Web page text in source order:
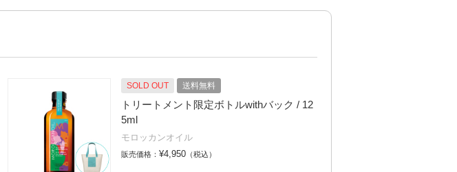
SOLD OUT 送料無料
トリートメント限定ボトルwithバック / 12
5ml
モロッカンオイル
販売価格： ¥4,950 （税込）